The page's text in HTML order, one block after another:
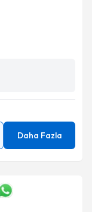
Daha Fazla